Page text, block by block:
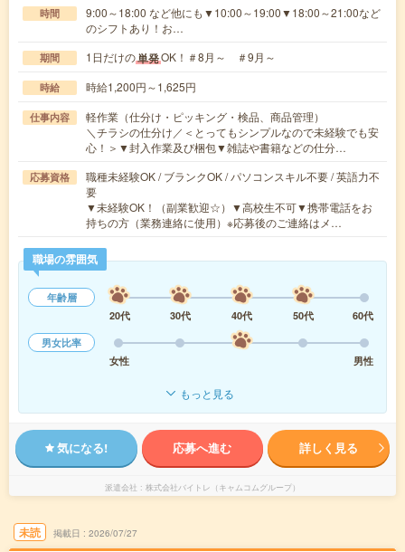
時間
9:00～18:00 など他にも▼10:00～19:00▼18:00～21:00など
のシフトあり！お…
期間 1日だけの単発OK！＃8月～ ＃9月～
時給 時給1,200円～1,625円
仕事内容
軽作業（仕分け・ピッキング・検品、商品管理）
＼チラシの仕分け／＜とってもシンプルなので未経験でも安
心！＞▼封入作業及び梱包▼雑誌や書籍などの仕分…
応募資格
職種未経験OK / ブランクOK / パソコンスキル不要 / 英語力不
要
▼未経験OK！（副業歓迎☆）▼高校生不可▼携帯電話をお
持ちの方（業務連絡に使用）※応募後のご連絡はメ…
職場の雰囲気
年齢層
20代
30代 40代 50代
60代
男女比率
女性
男性
もっと見る
気になる! 応募へ進む 詳しく見る
派遣会社 株式会社バイトレ（キャムコムグループ）
未読 掲載日 2026/07/27